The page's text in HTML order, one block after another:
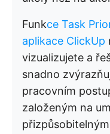
Funkce Task
aplikace ClickUp
vizualizujete a
snadno
pracovním
založeným na